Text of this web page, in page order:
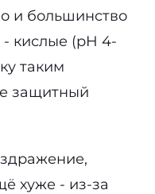
и большинство
кислые (pH 4-
таким
защитный
хуже - из-за